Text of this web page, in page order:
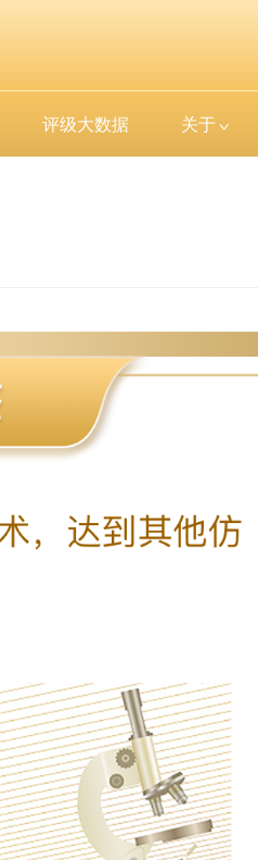
评级大数据 关于